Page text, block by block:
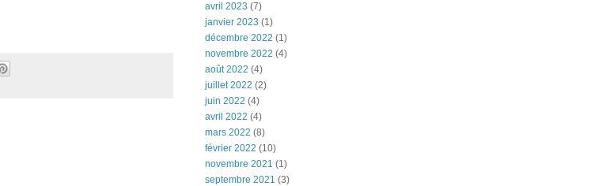
avril 2023 (7)
janvier 2023 (1)
décembre 2022 (1)
novembre 2022 (4)
août 2022 (4)
juillet 2022 (2)
juin 2022 (4)
avril 2022 (4)
mars 2022 (8)
février 2022 (10)
novembre 2021 (1)
septembre 2021 (3)